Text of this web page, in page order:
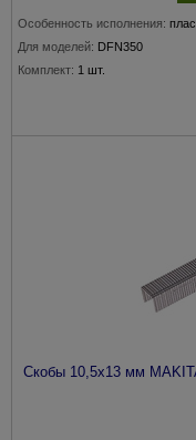
Особенность исполнения:
Для моделей: DFN350
Комплект: 1 шт.
Скобы 10,5х13 мм